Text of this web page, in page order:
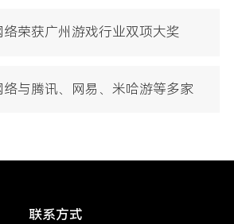
络荣获广州游戏行业双项大奖
络与腾讯、网易、米哈游等多家
联系方式